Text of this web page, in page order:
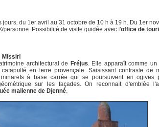
jours, du 1er avril au 31 octobre de 10 h à 19 h. Du 1er
personne. Possibilité de visite guidée avec l'office de
Missiri
architectural de Fréjus. Elle apparaît comme un
catapulté en terre provençale. Saisissant contraste de
à base carrée qui se poursuivent en ogives
sur les façades. On reconnait d'emblée
malienne de Djenné.